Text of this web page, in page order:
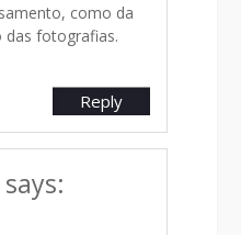
como da
das fotografias.
Reply
says: